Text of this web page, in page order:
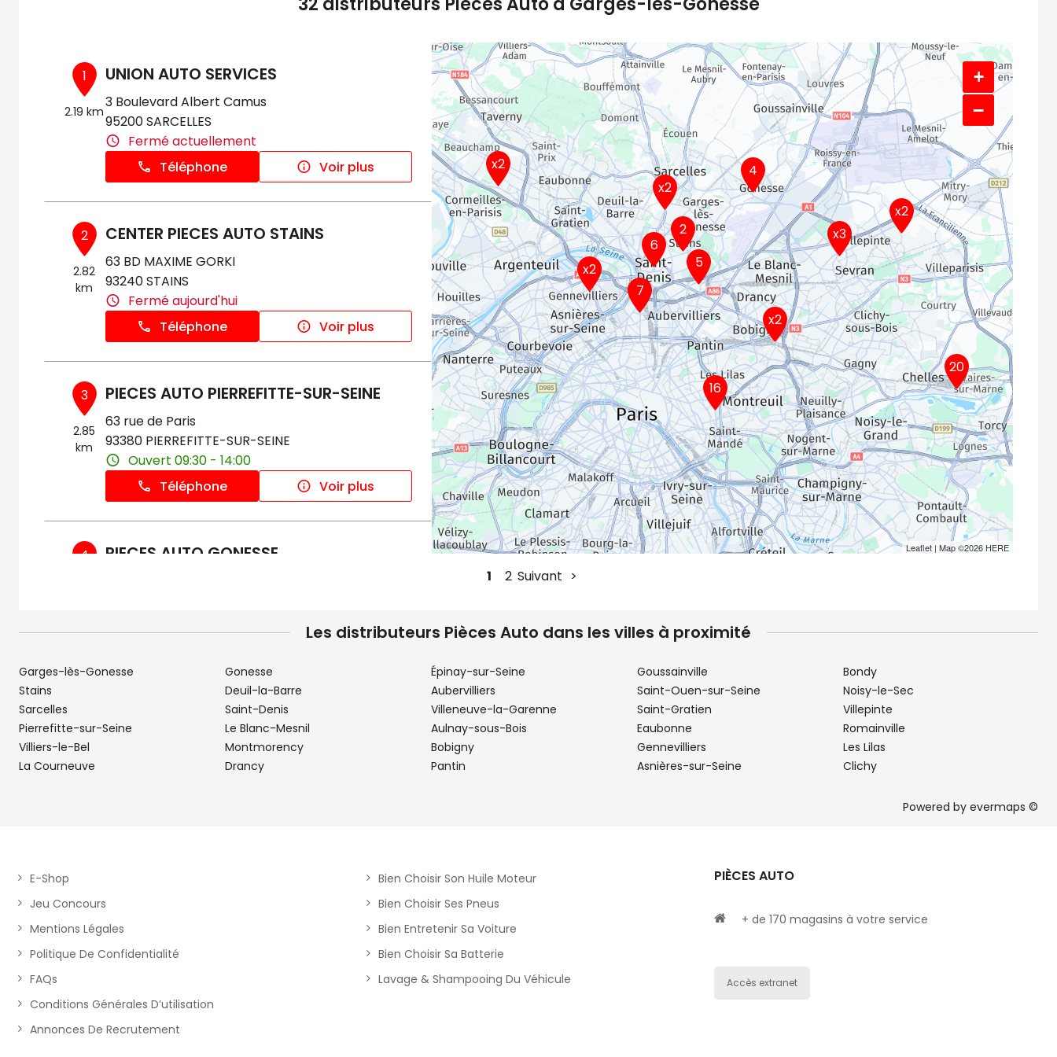
1
2.19 km
UNION AUTO SERVICES
3 Boulevard Albert Camus
95200 SARCELLES
Fermé actuellement
Téléphone
Voir plus
2
2.82
km
CENTER PIECES AUTO STAINS
63 BD MAXIME GORKI
93240 STAINS
Fermé aujourd'hui
Téléphone
Voir plus
3
2.85
km
PIECES AUTO PIERREFITTE-SUR-SEINE
63 rue de Paris
93380 PIERREFITTE-SUR-SEINE
Ouvert 09:30 - 14:00
Téléphone
Voir plus
4 PIECES AUTO GONESSE
4.66
km
BBH PIECES AUTO
111 Avenue Jean Mermoz
93120 LACOURNEUVE
4.73
km
108 Rue Gabriel Peri
93200 SAINT DENIS
7 PIECES AUTO SAINT-OUEN
20
16
x2
x2
x2
x3
4
7
x2
6
5
2
x2
+
−
Leaflet| Map ©2026 HERE
1 2 Suivant
Les distributeurs Pièces Auto dans les villes à proximité
Garges-lès-Gonesse
Stains
Sarcelles
Pierrefitte-sur-Seine
Villiers-le-Bel
La Courneuve
Gonesse
Deuil-la-Barre
Saint-Denis
Le Blanc-Mesnil
Montmorency
Drancy
Épinay-sur-Seine
Aubervilliers
Villeneuve-la-Garenne
Aulnay-sous-Bois
Bobigny
Pantin
Goussainville
Saint-Ouen-sur-Seine
Saint-Gratien
Eaubonne
Gennevilliers
Asnières-sur-Seine
Bondy
Noisy-le-Sec
Villepinte
Romainville
Les Lilas
Clichy
Powered by evermaps ©
E-Shop
Jeu Concours
Mentions Légales
Politique De Confidentialité
FAQs
Conditions Générales D’utilisation
Annonces De Recrutement
Bien Choisir Son Huile Moteur
Bien Choisir Ses Pneus
Bien Entretenir Sa Voiture
Bien Choisir Sa Batterie
Lavage & Shampooing Du Véhicule
PIÈCES AUTO
+ de 170 magasins à votre service
Accès extranet